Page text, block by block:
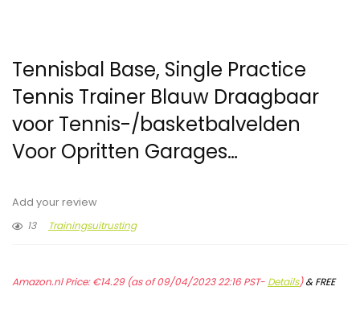
Tennisbal Base, Single Practice
Tennis Trainer Blauw Draagbaar
voor Tennis-/basketbalvelden
Voor Opritten Garages…
Add your review
13
Trainingsuitrusting
Amazon.nl Price:€14.29(as of 09/04/2023 22:16 PST- Details)&FREE